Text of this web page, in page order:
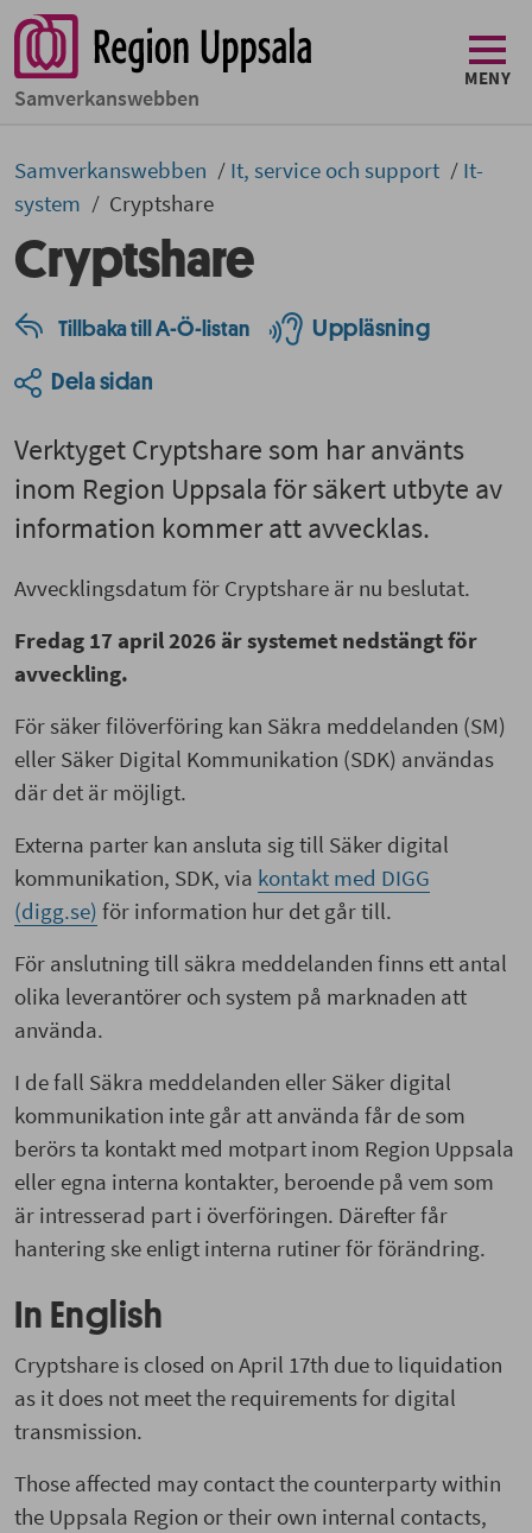
Samverkans­­webben
MENY
Samverkans­­­webben It, service och support
It-
system
Cryptshare
Cryptshare
Tillbaka till A-Ö-listan Uppläsning
Dela sidan
Verktyget Cryptshare som har använts
inom Region Uppsala för säkert utbyte av
information kommer att avvecklas.
Avvecklingsdatum för Cryptshare är nu beslutat.
Fredag 17 april 2026 är systemet nedstängt för
avveckling.
För säker filöverföring kan Säkra meddelanden (SM)
eller Säker Digital Kommunikation (SDK) användas
där det är möjligt.
Externa parter kan ansluta sig till Säker digital
kommunikation, SDK, via kontakt med DIGG
(digg.se) för information hur det går till.
För anslutning till säkra meddelanden finns ett antal
olika leverantörer och system på marknaden att
använda.
I de fall Säkra meddelanden eller Säker digital
kommunikation inte går att använda får de som
berörs ta kontakt med motpart inom Region Uppsala
eller egna interna kontakter, beroende på vem som
är intresserad part i överföringen. Därefter får
hantering ske enligt interna rutiner för förändring.
In English
Cryptshare is closed on April 17th due to liquidation
as it does not meet the requirements for digital
transmission.
Those affected may contact the counterparty within
the Uppsala Region or their own internal contacts,